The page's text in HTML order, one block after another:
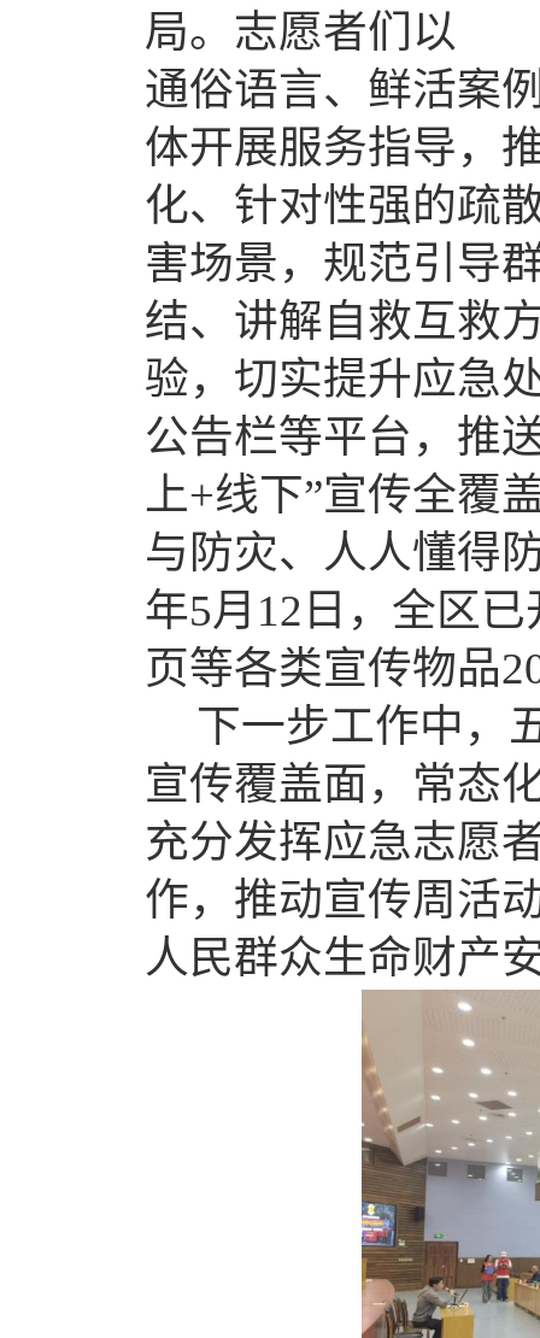
局。志愿者们以
通俗语言、鲜活案
体开展服务指导，
化、针对性强的疏
害场景，规范引导
结、讲解自救互救
验，切实提升应急
公告栏等平台，推
上+线下”宣传全覆
与防灾、人人懂得
年5月12日，全区
页等各类宣传物品
下一步工作中，
宣传覆盖面，常态
充分发挥应急志愿
作，推动宣传周活
人民群众生命财产